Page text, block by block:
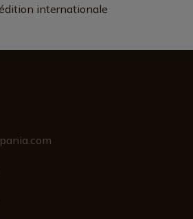
internationale